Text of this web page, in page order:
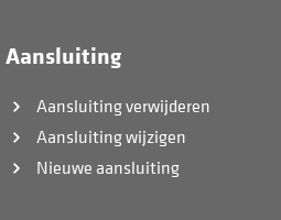
Aansluiting
Aansluiting verwijderen
Aansluiting wijzigen
Nieuwe aansluiting